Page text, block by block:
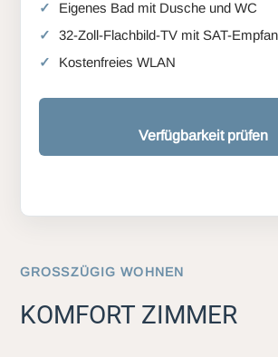
Eigenes Bad mit Dusche und WC
32-Zoll-Flachbild-TV mit SAT-
Kostenfreies WLAN
Verfügbarkeit prüfen
GROSSZÜGIG WOHNEN
KOMFORT ZIMMER